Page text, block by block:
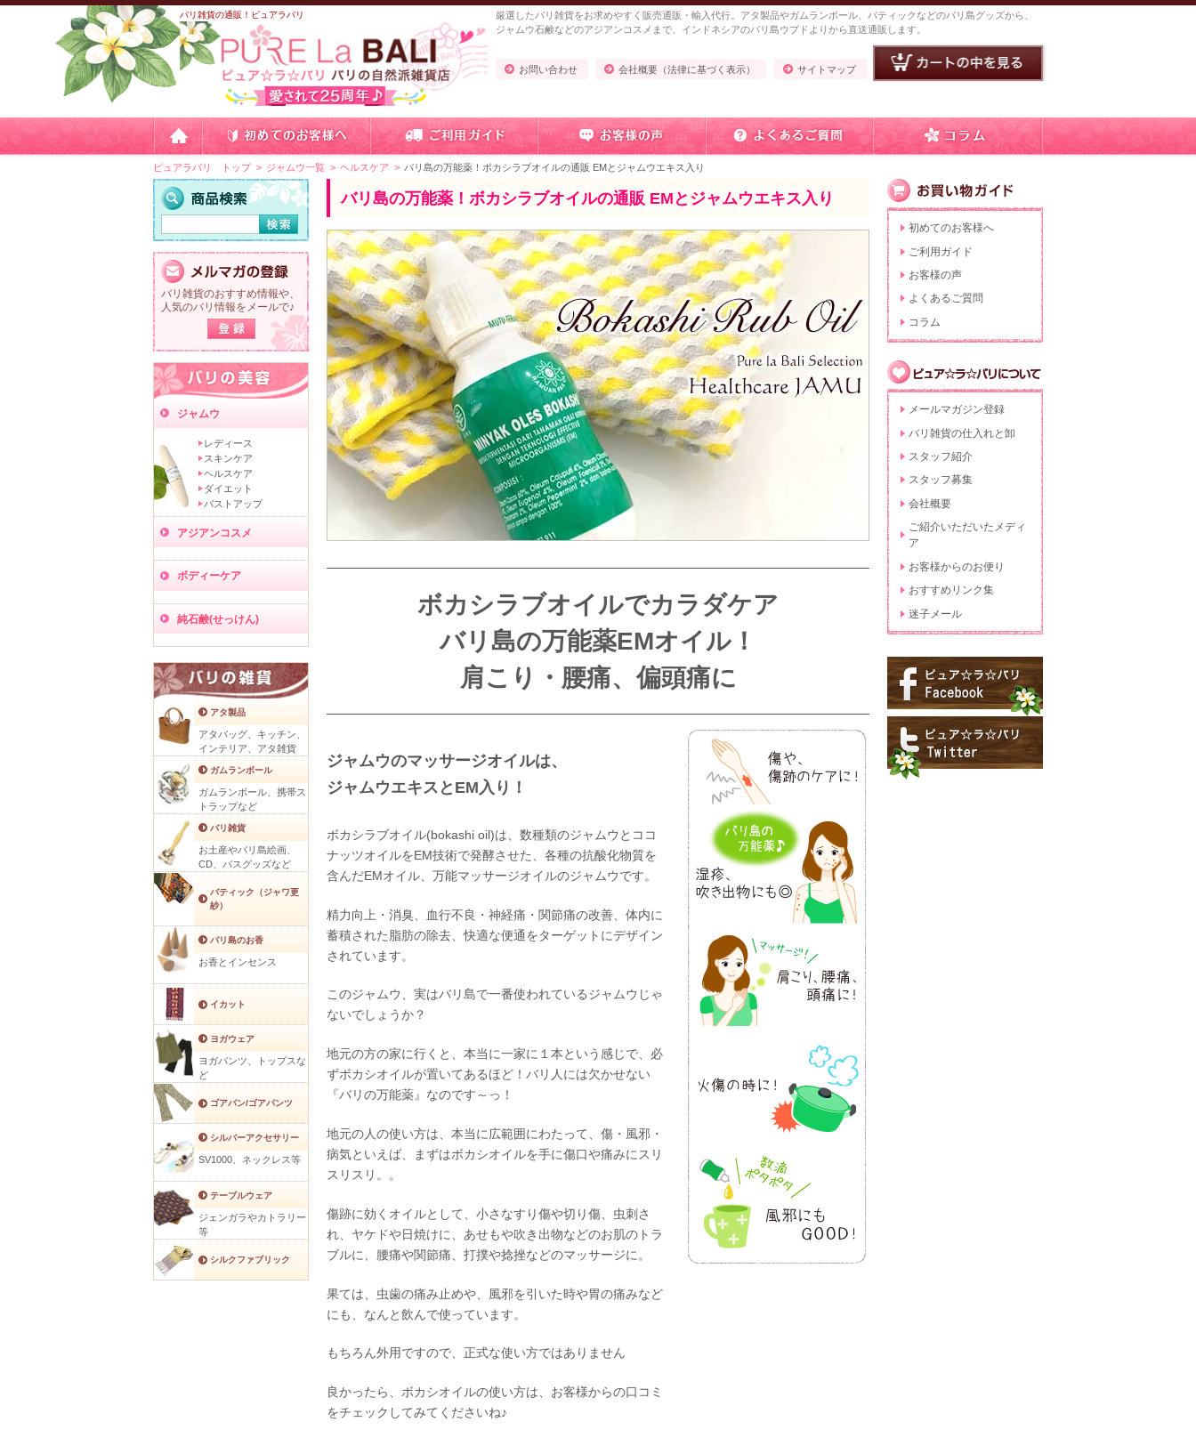
バリ雑貨の通販！ピュアラバリ
厳選したバリ雑貨をお求めやすく販売通販・輸入代行。アタ製品やガムランボール、バティックなどのバリ島グッズから、
ジャムウ石鹸などのアジアンコスメまで、インドネシアのバリ島ウブドよりから直送通販します。
お問い合わせ 会社概要（法律に基づく表示） サイトマップ
ピュアラバリ トップ ジャムウ一覧 ヘルスケア バリ島の万能薬！ボカシラブオイルの通販 EMとジャムウエキス入り
バリ島の万能薬！ボカシラブオイルの通販 EMとジャムウエキス入り
ボカシラブオイルでカラダケア
バリ島の万能薬EMオイル！
肩こり・腰痛、偏頭痛に
ジャムウのマッサージオイルは、
ジャムウエキスとEM入り！
ボカシラブオイル(bokashi oil)は、数種類のジャムウとココ
ナッツオイルをEM技術で発酵させた、各種の抗酸化物質を
含んだEMオイル、万能マッサージオイルのジャムウです。
精力向上・消臭、血行不良・神経痛・関節痛の改善、体内に
蓄積された脂肪の除去、快適な便通をターゲットにデザイン
されています。
このジャムウ、実はバリ島で一番使われているジャムウじゃ
ないでしょうか？
地元の方の家に行くと、本当に一家に１本という感じで、必
ずボカシオイルが置いてあるほど！バリ人には欠かせない
『バリの万能薬』なのです～っ！
地元の人の使い方は、本当に広範囲にわたって、傷・風邪・
病気といえば、まずはボカシオイルを手に傷口や痛みにスリ
スリスリ。。
傷跡に効くオイルとして、小さなすり傷や切り傷、虫刺さ
れ、ヤケドや日焼けに、あせもや吹き出物などのお肌のトラ
ブルに、腰痛や関節痛、打撲や捻挫などのマッサージに。
果ては、虫歯の痛み止めや、風邪を引いた時や胃の痛みなど
にも、なんと飲んで使っています。
もちろん外用ですので、正式な使い方ではありません
良かったら、ボカシオイルの使い方は、お客様からの口コミ
をチェックしてみてくださいね♪
バリ雑貨のおすすめ情報や、
人気のバリ情報をメールで♪
ジャムウ
レディース
スキンケア
ヘルスケア
ダイエット
バストアップ
アジアンコスメ
ボディーケア
純石鹸(せっけん)
アタ製品
アタバッグ、キッチン、
インテリア、アタ雑貨
ガムランボール
ガムランボール、携帯ス
トラップなど
バリ雑貨
お土産やバリ島絵画、
CD、バスグッズなど
バティック（ジャワ更
紗）
バリ島のお香
お香とインセンス
イカット
ヨガウェア
ヨガパンツ、トップスな
ど
ゴアパン/ゴアパンツ
シルバーアクセサリー
SV1000、ネックレス等
テーブルウェア
ジェンガラやカトラリー
等
シルクファブリック
初めてのお客様へ
ご利用ガイド
お客様の声
よくあるご質問
コラム
メールマガジン登録
バリ雑貨の仕入れと卸
スタッフ紹介
スタッフ募集
会社概要
ご紹介いただいたメディ
ア
お客様からのお便り
おすすめリンク集
迷子メール